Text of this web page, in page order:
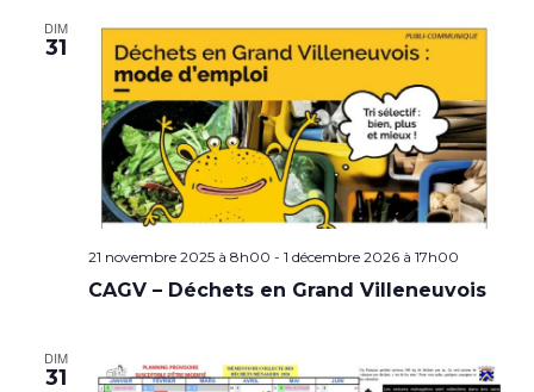
date.
DIM
31
21 novembre 2025 à 8h00 - 1 décembre 2026 à 17h00
CAGV – Déchets en Grand Villeneuvois
DIM
31